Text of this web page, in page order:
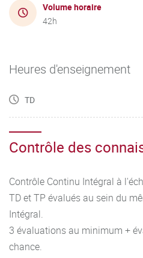
Volume horaire
42h
Heures d'enseignement
TD
Contrôle des
Contrôle Continu Intégral à
TD et TP évalués au sein du
Intégral.
3 évaluations au minimum +
chance.